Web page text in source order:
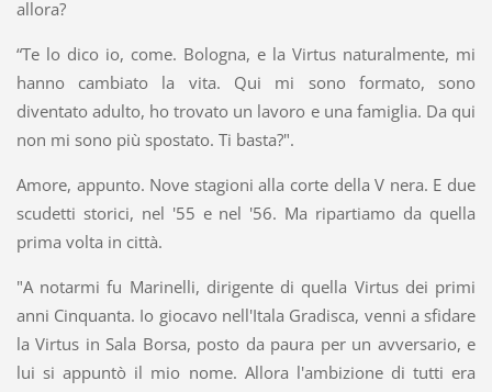
allora?
“Te lo dico io, come. Bologna, e la Virtus naturalmente, mi
hanno cambiato la vita. Qui mi sono formato, sono
diventato adulto, ho trovato un lavoro e una famiglia. Da qui
non mi sono più spostato. Ti basta?".
Amore, appunto. Nove stagioni alla corte della V nera. E due
scudetti storici, nel '55 e nel '56. Ma ripartiamo da quella
prima volta in città.
"A notarmi fu Marinelli, dirigente di quella Virtus dei primi
anni Cinquanta. Io giocavo nell'Itala Gradisca, venni a sfidare
la Virtus in Sala Borsa, posto da paura per un avversario, e
lui si appuntò il mio nome. Allora l'ambizione di tutti era